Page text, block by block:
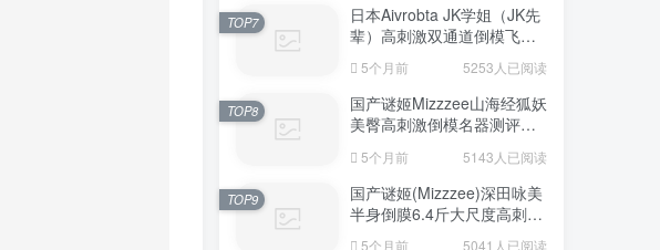
日本Aivrobta JK学姐（JK先
辈）高刺激双通道倒模飞机
杯深度测评报告
5个月前 5253人已阅读
TOP7
国产谜姬Mizzzee山海经狐妖
美臀高刺激倒模名器测评报
5个月前 5143人已阅读
TOP8
国产谜姬(Mizzzee)深田咏美
半身倒膜6.4斤大尺度高刺激
5个月前 5041人已阅读
TOP9